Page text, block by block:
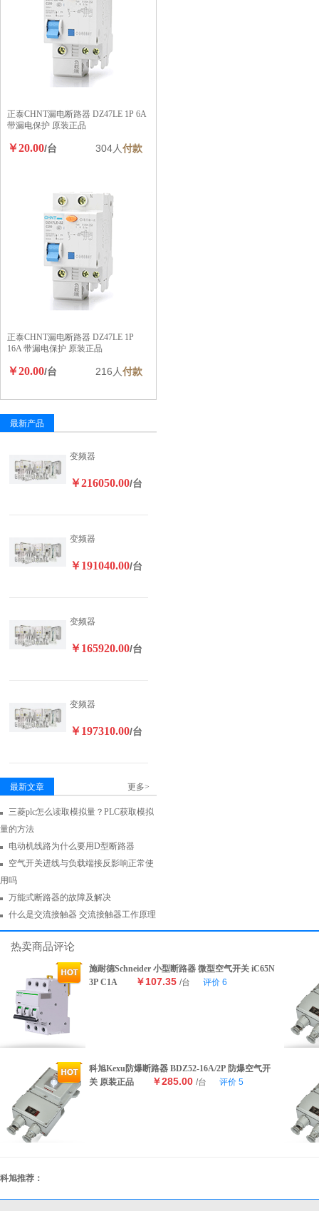
正泰CHNT漏电断路器 DZ47LE 1P 6A
带漏电保护 原装正品
￥20.00/台 304人付款
正泰CHNT漏电断路器 DZ47LE 1P
16A 带漏电保护 原装正品
￥20.00/台 216人付款
最新产品
变频器
￥216050.00/台
变频器
￥191040.00/台
变频器
￥165920.00/台
变频器
￥197310.00/台
最新文章 更多>
三菱plc怎么读取模拟量？PLC获取模拟
量的方法
电动机线路为什么要用D型断路器
空气开关进线与负载端接反影响正常使
用吗
万能式断路器的故障及解决
什么是交流接触器 交流接触器工作原理
热卖商品评论
施耐德Schneider 小型断路器 微型空气开关 iC65N
3P C1A
￥107.35 /台 评价 6
科旭Kexu防爆断路器 BDZ52-16A/2P 防爆空气开
关 原装正品
￥285.00 /台 评价 5
科旭推荐：